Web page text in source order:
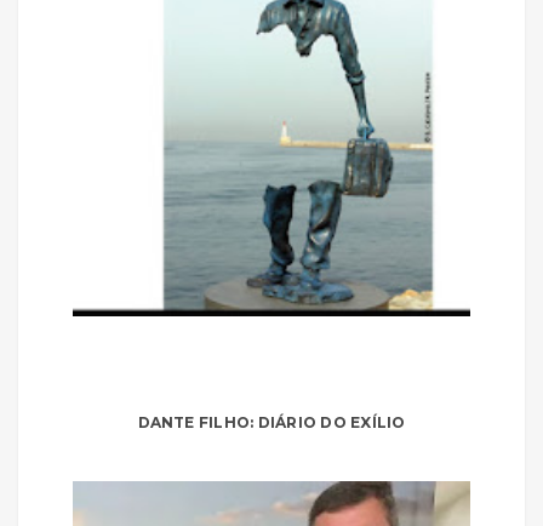
DANTE FILHO: DIÁRIO DO EXÍLIO